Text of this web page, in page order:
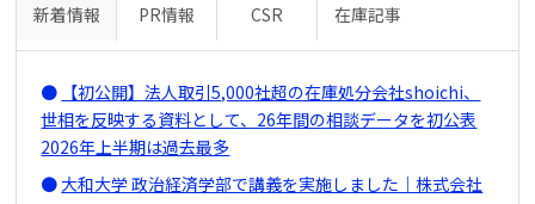
新着情報 PR情報 CSR 在庫記事
【初公開】法人取引5,000社超の在庫処分会社shoichi、
世相を反映する資料として、26年間の相談データを初公表
2026年上半期は過去最多
大和大学 政治経済学部で講義を実施しました｜株式会社